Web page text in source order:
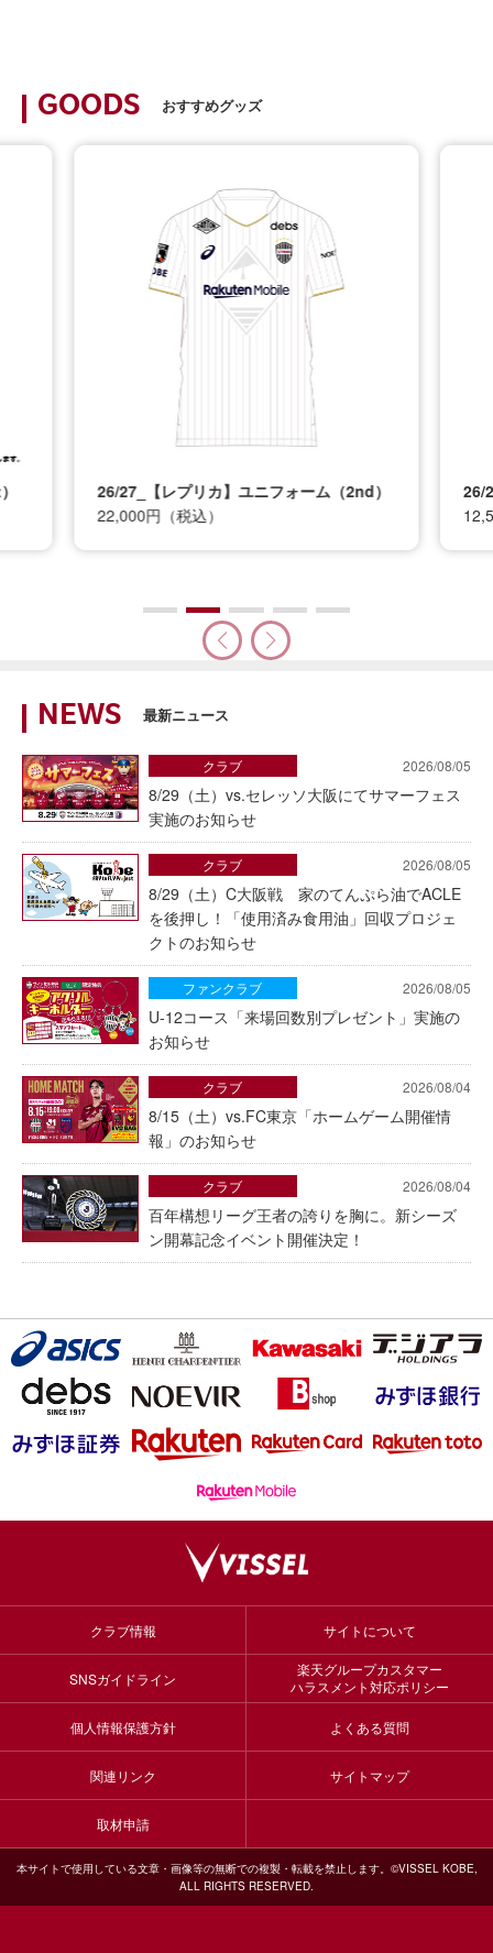
GOODS おすすめグッズ
26/27_【レプリカ】ユニフォーム（2nd）
22,000円（税込）
26/
NEWS 最新ニュース
2026/08/05
8/29（土）vs.セレッソ大阪にてサマーフェス
実施のお知らせ
クラブ
2026/08/05
8/29（土）C大阪戦 家のてんぷら油でACLE
を後押し！「使用済み食用油」回収プロジェ
クトのお知らせ
クラブ
2026/08/05
U-12コース「来場回数別プレゼント」実施の
お知らせ
ファンクラブ
2026/08/04
8/15（土）vs.FC東京「ホームゲーム開催情
報」のお知らせ
クラブ
2026/08/04
百年構想リーグ王者の誇りを胸に。新シーズ
ン開幕記念イベント開催決定！
クラブ
クラブ情報 サイトについて
SNSガイドライン
楽天グループカスタマー
ハラスメント対応ポリシー
個人情報保護方針 よくある質問
関連リンク サイトマップ
取材申請
本サイトで使用している文章・画像等の無断での複製・転載を禁止します。©VISSEL KOBE,
ALL RIGHTS RESERVED.